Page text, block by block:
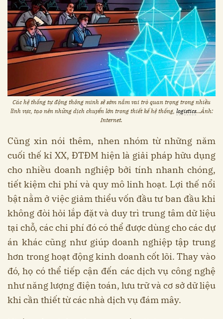
Các hệ thống tự động thông minh sẽ sớm nắm vai trò quan trọng trong nhiều
lĩnh vực, tạo nên những dịch chuyển lớn trong thiết kế hệ thống, logistics...Ảnh:
Internet.
Cũng xin nói thêm, nhen nhóm từ những năm
cuối thế kỉ XX, ĐTĐM hiện là giải pháp hữu dụng
cho nhiều doanh nghiệp bởi tính nhanh chóng,
tiết kiệm chi phí và quy mô linh hoạt. Lợi thế nổi
bật nằm ở việc giảm thiểu vốn đầu tư ban đầu khi
không đòi hỏi lắp đặt và duy trì trung tâm dữ liệu
tại chỗ, các chi phí đó có thể được dùng cho các dự
án khác cũng như giúp doanh nghiệp tập trung
hơn trong hoạt động kinh doanh cốt lõi. Thay vào
đó, họ có thể tiếp cận đến các dịch vụ công nghệ
như năng lượng điện toán, lưu trữ và cơ sở dữ liệu
khi cần thiết từ các nhà dịch vụ đám mây.